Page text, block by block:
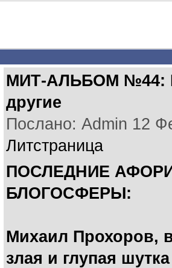
МИТ-АЛЬБОМ №44:
другие
Послано: Admin 12
Литстраница
ПОСЛЕДНИЕ
БЛОГОСФЕРЫ:
Михаил Прохоров,
злая и глупая